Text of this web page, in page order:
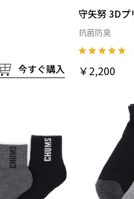
今すぐ購入
守矢努 3Dプ
抗菌防臭
￥2,200